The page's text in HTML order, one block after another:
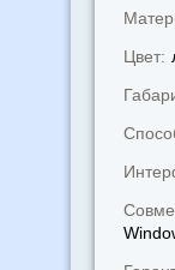
Цвет: